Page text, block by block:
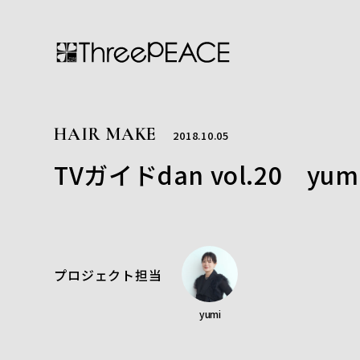
HAIR MAKE 2018.10.05
TVガイドdan vol.20
プロジェクト担当
yumi